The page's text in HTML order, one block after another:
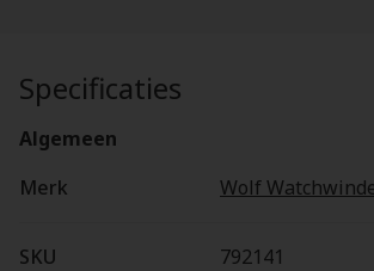
Specificaties
Algemeen
Merk
Wolf
SKU 792141